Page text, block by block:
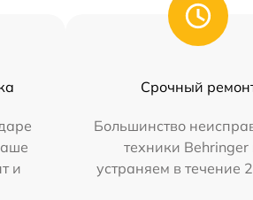
и
Срочный
Большинство
техники
устраняем в течение